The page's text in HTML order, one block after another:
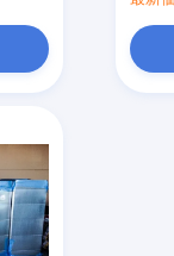
ム
フィルム
ルム